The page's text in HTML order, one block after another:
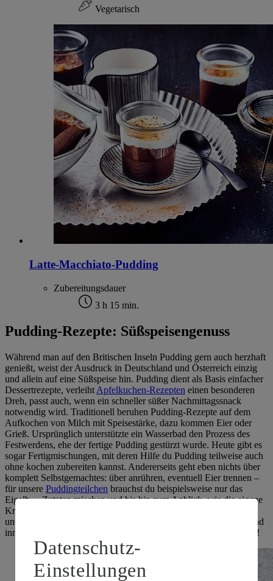
Vegetarisch
Latte-Macchiato-Pudding
Zubereitungsdauer
3 h 15 min.
Pudding-Rezepte: Süßspeisengenuss
Während man auf den Britischen Inseln Pudding gern auch herzhaft
genießt, weist der Ausdruck in Deutschland und Österreich einzig
und allein auf eine Süßspeise hin. Pudding dient als Basis einfacher
Dessertrezepte, verleiht Apfelkuchen-Rezepten einen besonderen
Dreh, passt auch, wenn ein schneller süßer Nachmittagssnack
notwendig wird. Traditionell beruhen Pudding-Rezepte auf dem
Aufkochen von Milch mit Speisestärke, dazu kommen Eier oder
Grieß. Ursprünglich unterstützte ein Wasserbad den Prozess des
Festwerdens, ehe der fertige Pudding gestürzt wurde. Heute gibt es
sogar Fertigmischungen, mit deren Hilfe du Pudding teilweise auch
ohne kochen zubereiten kannst. Andererseits geht eben nichts über
komplett Selbstgemachtes: über anrühren, eventuell Eier trennen –
für unsere Puddingteilchen brauchst du beispielsweise nur das
Eigelb –, Zutaten mischen und bis hin zum Anblick, wie die eigene
Kreation unter Hitze langsam gedeiht und fest wird. Unsere
unwiderstehlichen
dagegen sind außen knusprig und
innen cremig: Ein Genuss, den du unbedingt ausprobieren solltest!
Datenschutz-
Einstellungen